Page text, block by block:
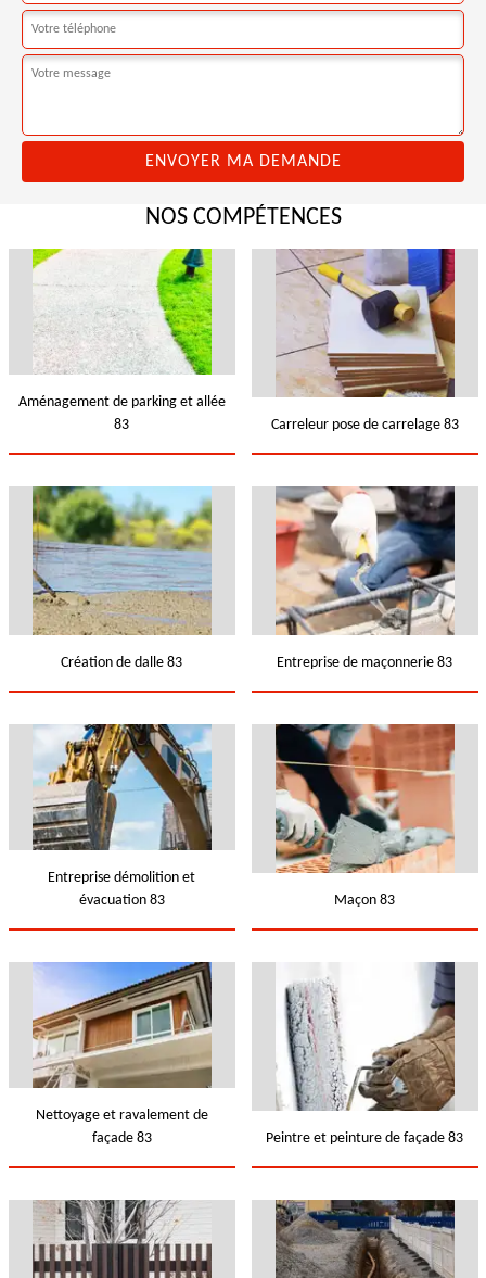
NOS COMPÉTENCES
Aménagement de parking et allée
83
Carreleur pose de carrelage 83
Création de dalle 83 Entreprise de maçonnerie 83
Entreprise démolition et
évacuation 83
Maçon 83
Nettoyage et ravalement de
façade 83
Peintre et peinture de façade 83